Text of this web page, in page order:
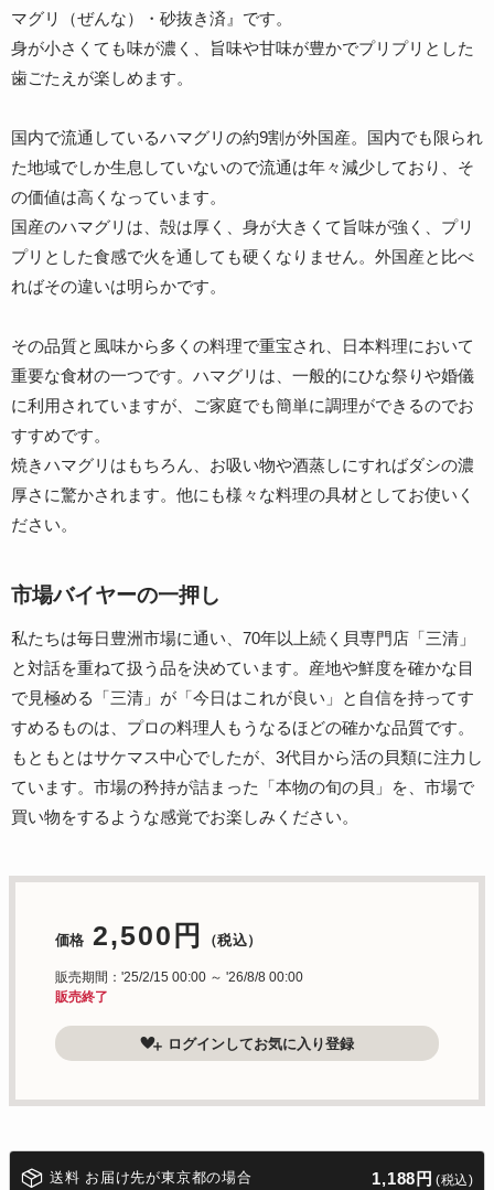
マグリ（ぜんな）・砂抜き済』です。
身が小さくても味が濃く、旨味や甘味が豊かでプリプリとした
歯ごたえが楽しめます。
国内で流通しているハマグリの約9割が外国産。国内でも限られ
た地域でしか生息していないので流通は年々減少しており、そ
の価値は高くなっています。
国産のハマグリは、殻は厚く、身が大きくて旨味が強く、プリ
プリとした食感で火を通しても硬くなりません。外国産と比べ
ればその違いは明らかです。
その品質と風味から多くの料理で重宝され、日本料理において
重要な食材の一つです。ハマグリは、一般的にひな祭りや婚儀
に利用されていますが、ご家庭でも簡単に調理ができるのでお
すすめです。
焼きハマグリはもちろん、お吸い物や酒蒸しにすればダシの濃
厚さに驚かされます。他にも様々な料理の具材としてお使いく
ださい。
市場バイヤーの一押し
私たちは毎日豊洲市場に通い、70年以上続く貝専門店「三清」
と対話を重ねて扱う品を決めています。産地や鮮度を確かな目
で見極める「三清」が「今日はこれが良い」と自信を持ってす
すめるものは、プロの料理人もうなるほどの確かな品質です。
もともとはサケマス中心でしたが、3代目から活の貝類に注力し
ています。市場の矜持が詰まった「本物の旬の貝」を、市場で
買い物をするような感覚でお楽しみください。
価格 2,500円 （税込）
販売期間：'25/2/15 00:00 ～ '26/8/8 00:00
販売終了
ログインしてお気に入り登録
送料 お届け先が東京都の場合 1,188円 (税込)